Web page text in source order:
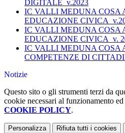
DIGITALE_v.2023
IC VALLI MEDUNA COSA
EDUCAZIONE
IC VALLI MEDUNA COSA
EDUCAZIONE CIVICA_v.
IC VALLI MEDUNA COSA
COMPETENZE DI
Notizie
Questo sito o gli strumenti terzi da
cookie necessari al funzionamento
COOKIE POLICY.
Personalizza Rifiuta tutti i cookies